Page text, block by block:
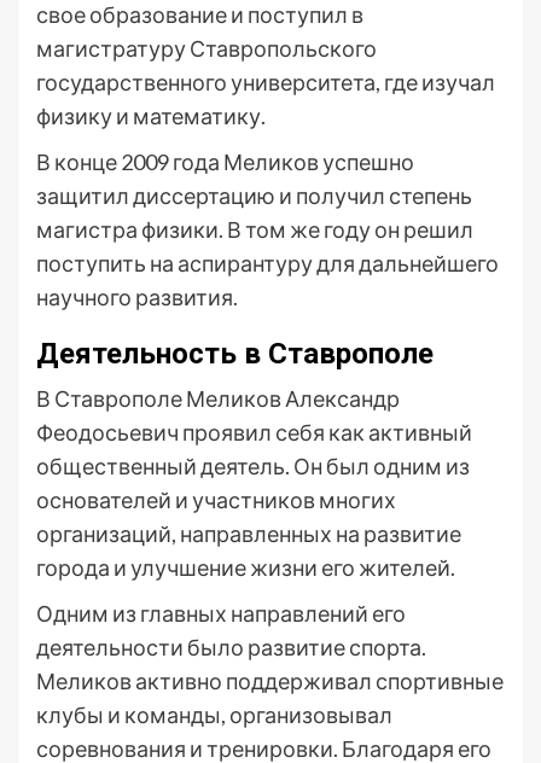
свое образование и поступил в
магистратуру Ставропольского
государственного университета, где изучал
физику и математику.
В конце 2009 года Меликов успешно
защитил диссертацию и получил степень
магистра физики. В том же году он решил
поступить на аспирантуру для дальнейшего
научного развития.
Деятельность в Ставрополе
В Ставрополе Меликов Александр
Феодосьевич проявил себя как активный
общественный деятель. Он был одним из
основателей и участников многих
организаций, направленных на развитие
города и улучшение жизни его жителей.
Одним из главных направлений его
деятельности было развитие спорта.
Меликов активно поддерживал спортивные
клубы и команды, организовывал
соревнования и тренировки. Благодаря его